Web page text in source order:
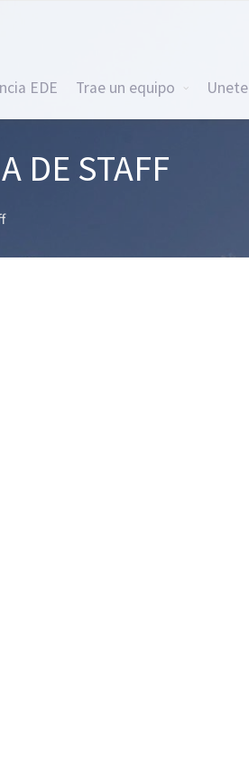
EDE Trae un equipo Unete
DE STAFF